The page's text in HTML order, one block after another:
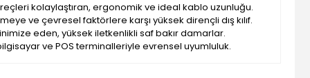
kolaylaştıran, ergonomik ve ideal kablo uzunluğu.
ve çevresel faktörlere karşı yüksek dirençli dış kılıf.
eden, yüksek iletkenlikli saf bakır damarlar.
ve POS terminalleriyle evrensel uyumluluk.